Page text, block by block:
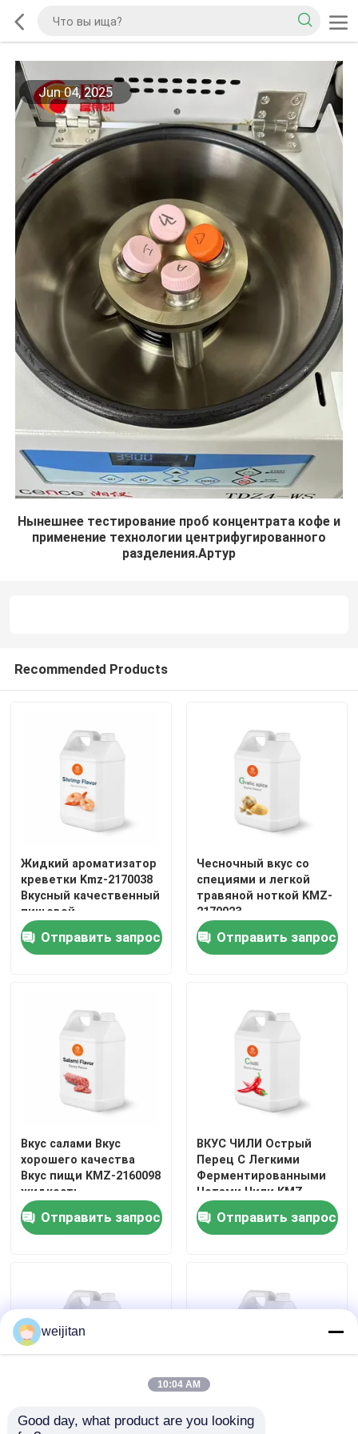
Jun 04, 2025
Нынешнее тестирование проб концентрата кофе и
применение технологии центрифугированного
разделения.Артур
Recommended Products
Жидкий ароматизатор
креветки Kmz-2170038
Вкусный качественный
пищевой
ароматизатор
Отправить запрос
Чесночный вкус со
специями и легкой
травяной ноткой KMZ-
2170023
Отправить запрос
Вкус салами Вкус
хорошего качества
Вкус пищи KMZ-2160098
жидкость
Отправить запрос
ВКУС ЧИЛИ Острый
Перец С Легкими
Ферментированными
Нотами Чили KMZ-
2170029
Отправить запрос
KMZ-2170021 Куриный
Смешанная говядина в
weijitan
10:04 AM
Good day, what product are you looking